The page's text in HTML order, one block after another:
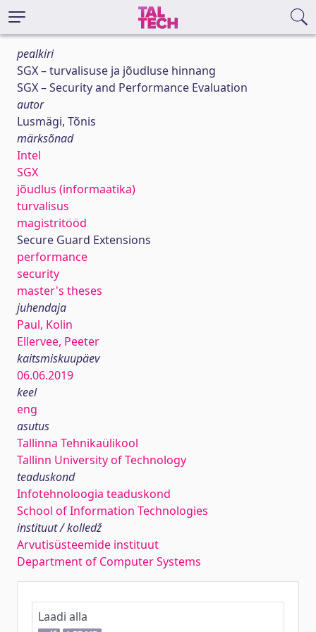
pealkiri
SGX – turvalisuse ja jõudluse hinnang
SGX – Security and Performance Evaluation
autor
Lusmägi, Tõnis
märksõnad
Intel
SGX
jõudlus (informaatika)
turvalisus
magistritööd
Secure Guard Extensions
performance
security
master's theses
juhendaja
Paul, Kolin
Ellervee, Peeter
kaitsmiskuupäev
06.06.2019
keel
eng
asutus
Tallinna Tehnikaülikool
Tallinn University of Technology
teaduskond
Infotehnoloogia teaduskond
School of Information Technologies
instituut / kolledž
Arvutisüsteemide instituut
Department of Computer Systems
Laadi alla